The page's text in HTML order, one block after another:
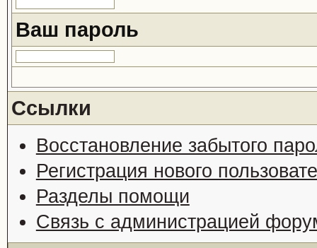
Ваш пароль
Ссылки
Восстановление забытого
Регистрация нового
Разделы помощи
Связь с администрацией